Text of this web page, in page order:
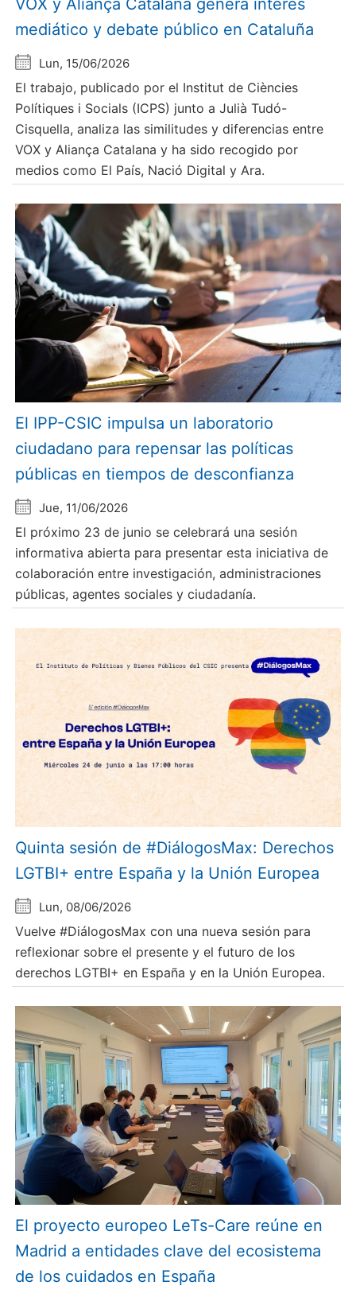
VOX y Aliança Catalana genera interés
mediático y debate público en Cataluña
Lun, 15/06/2026
El trabajo, publicado por el Institut de Ciències
Polítiques i Socials (ICPS) junto a Julià Tudó-
Cisquella, analiza las similitudes y diferencias entre
VOX y Aliança Catalana y ha sido recogido por
medios como El País, Nació Digital y Ara.
El IPP-CSIC impulsa un laboratorio
ciudadano para repensar las políticas
públicas en tiempos de desconfianza
Jue, 11/06/2026
El próximo 23 de junio se celebrará una sesión
informativa abierta para presentar esta iniciativa de
colaboración entre investigación, administraciones
públicas, agentes sociales y ciudadanía.
Quinta sesión de #DiálogosMax: Derechos
LGTBI+ entre España y la Unión Europea
Lun, 08/06/2026
Vuelve #DiálogosMax con una nueva sesión para
reflexionar sobre el presente y el futuro de los
derechos LGTBI+ en España y en la Unión Europea.
El proyecto europeo LeTs-Care reúne en
Madrid a entidades clave del ecosistema
de los cuidados en España